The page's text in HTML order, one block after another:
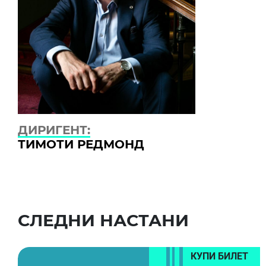
ДИРИГЕНТ:
ТИМОТИ РЕДМОНД
СЛЕДНИ НАСТАНИ
КУПИ БИЛЕТ